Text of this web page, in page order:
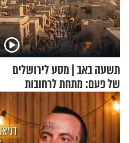
תשעה באב | מסע לירושלים
של פעם: מתחת לרחובות
ירושלים